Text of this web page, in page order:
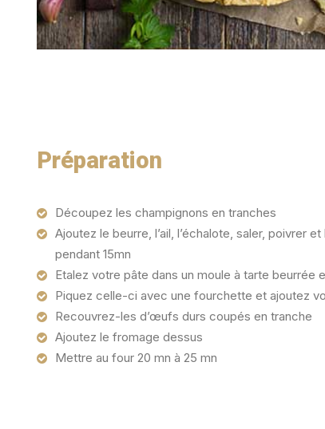
Préparation
Découpez les champignons en tranches
Ajoutez le beurre, l’ail, l’échalote, saler, poivrer
pendant 15mn
Etalez votre pâte dans un moule à tarte beurrée
Piquez celle-ci avec une fourchette et ajoutez
Recouvrez-les d’œufs durs coupés en tranche
Ajoutez le fromage dessus
Mettre au four 20 mn à 25 mn